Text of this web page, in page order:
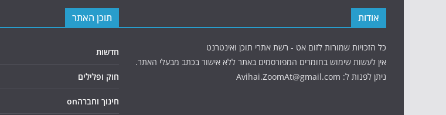
אודות
כל הזכויות שמורות לזום אט - רשת אתרי תוכן ואינטרנט
אין לעשות שימוש בחומרים המפורסמים באתר ללא אישור בכתב מבעלי האתר.
ניתן לפנות ל: Avihai.ZoomAt@gmail.com
תוכן האתר
חדשות
חוק ופלילים
חינוך וחברהon